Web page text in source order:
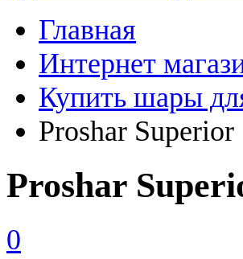
Главная
Интернет
Купить шары
Proshar Superior
Proshar
0